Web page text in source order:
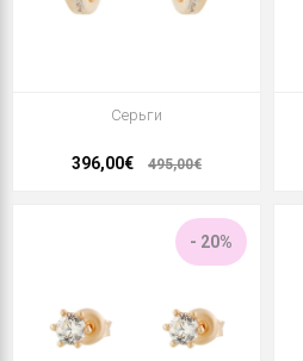
Серьги
396,00€ 495,00€
- 20%